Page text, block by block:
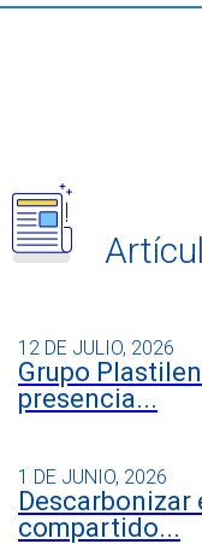
12 DE JULIO, 2026
Grupo
presencia...
1 DE JUNIO, 2026
compartido...